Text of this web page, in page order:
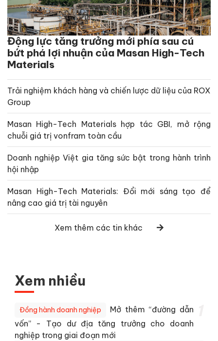
Động lực tăng trưởng mới phía sau cú
bứt phá lợi nhuận của Masan High-Tech
Materials
Trải nghiệm khách hàng và chiến lược dữ liệu của ROX
Group
Masan High-Tech Materials hợp tác GBI, mở rộng
chuỗi giá trị vonfram toàn cầu
Doanh nghiệp Việt gia tăng sức bật trong hành trình
hội nhập
Masan High-Tech Materials: Đổi mới sáng tạo để
nâng cao giá trị tài nguyên
Xem thêm các tin khác
Xem nhiều
Đồng hành doanh nghiệp
Mở thêm “đường dẫn
vốn” - Tạo dư địa tăng trưởng cho doanh
nghiệp trong giai đoạn mới